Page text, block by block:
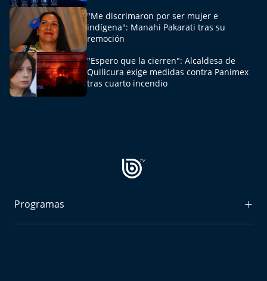
Aquí Estamos
Sello de raza
Trasnoche
"Me discrimaron por ser mujer e
indígena": Manahi Pakarati tras su
remoción
"Espero que la cierren": Alcaldesa de
Quilicura exige medidas contra Panimex
tras cuarto incendio
Programas